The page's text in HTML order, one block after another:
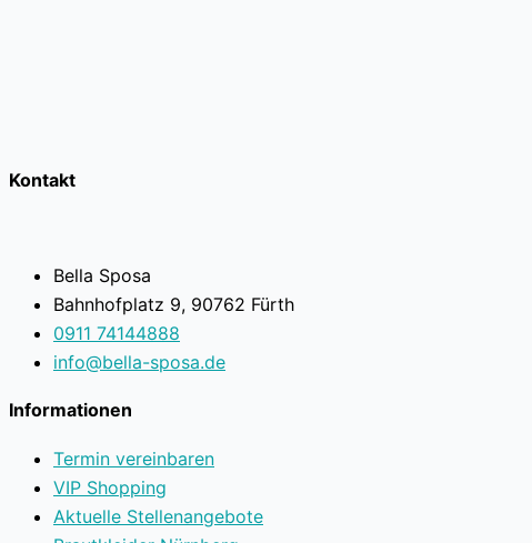
Kontakt
Bella Sposa
Bahnhofplatz 9, 90762 Fürth
0911 74144888
info@bella-sposa.de
Informationen
Termin vereinbaren
VIP Shopping
Aktuelle Stellenangebote